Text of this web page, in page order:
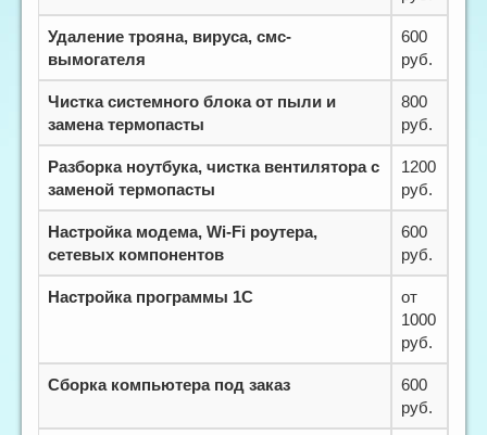
Удаление трояна, вируса, смс-
вымогателя
600
руб.
Чистка системного блока от пыли и
замена термопасты
800
руб.
Разборка ноутбука, чистка вентилятора с
заменой термопасты
1200
руб.
Настройка модема, Wi-Fi роутера,
сетевых компонентов
600
руб.
Настройка программы 1С
от
1000
руб.
Сборка компьютера под заказ
600
руб.